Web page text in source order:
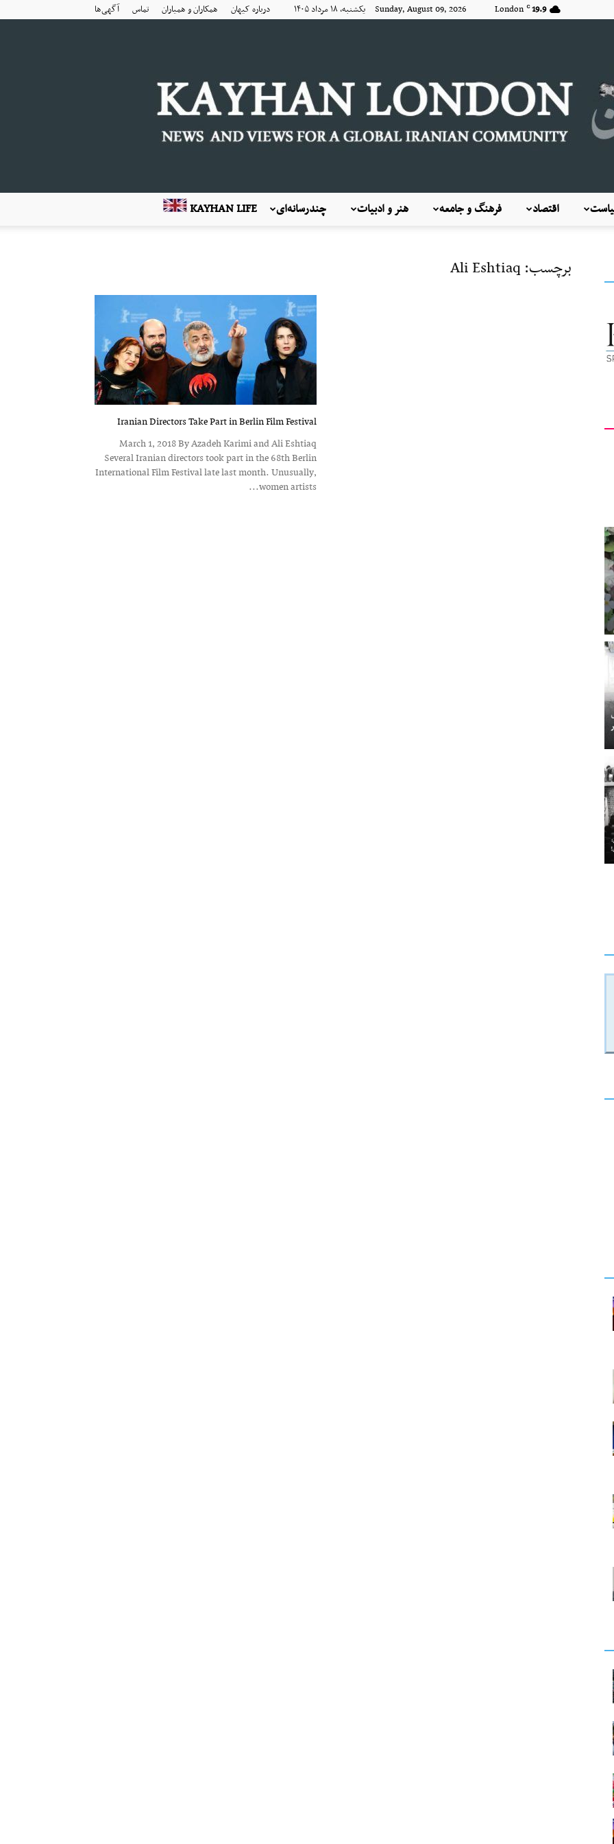
19.9
C
London Sunday, August 09, 2026 یکشنبه, ۱۸ مرداد ۱۴۰۵ درباره کیهان همکاران و همیاران تماس آگهی‌ها
KAYHAN LIFE چندرسانه‌ای هنر و ادبیات فرهنگ و جامعه اقتصاد
برچسب: Ali Eshtiaq
Iranian Directors Take Part in Berlin Film Festival
March 1, 2018 By Azadeh Karimi and Ali Eshtiaq
Several Iranian directors took part in the 68th Berlin
International Film Festival late last month. Unusually,
women artists...